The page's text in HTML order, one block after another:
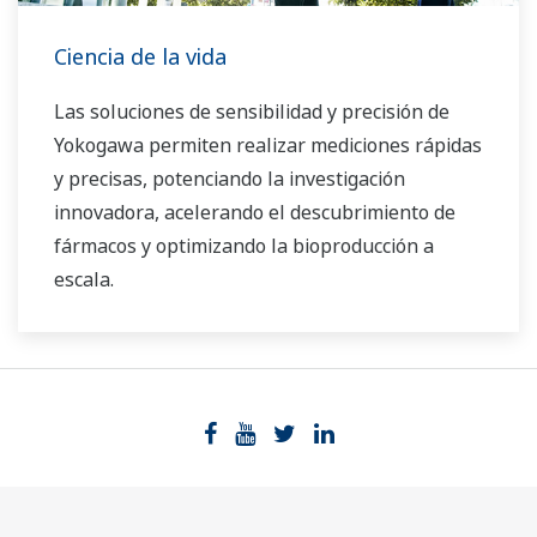
Ciencia de la vida
Las soluciones de sensibilidad y precisión de
Yokogawa permiten realizar mediciones rápidas
y precisas, potenciando la investigación
innovadora, acelerando el descubrimiento de
fármacos y optimizando la bioproducción a
escala.